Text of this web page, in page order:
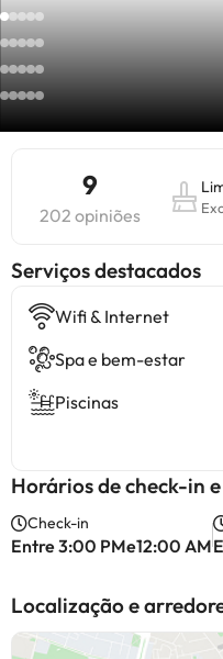
9
202 opiniões
Serviços destacados
Wifi & Internet
Spa e bem-estar
Piscinas
Horários de check-in
Check-in
Entre 3:00 PMe12:00 AM
Localização e